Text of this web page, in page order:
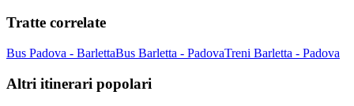
Tratte correlate
Bus Padova - BarlettaBus Barletta - PadovaTreni Barletta - Padova
Altri itinerari popolari